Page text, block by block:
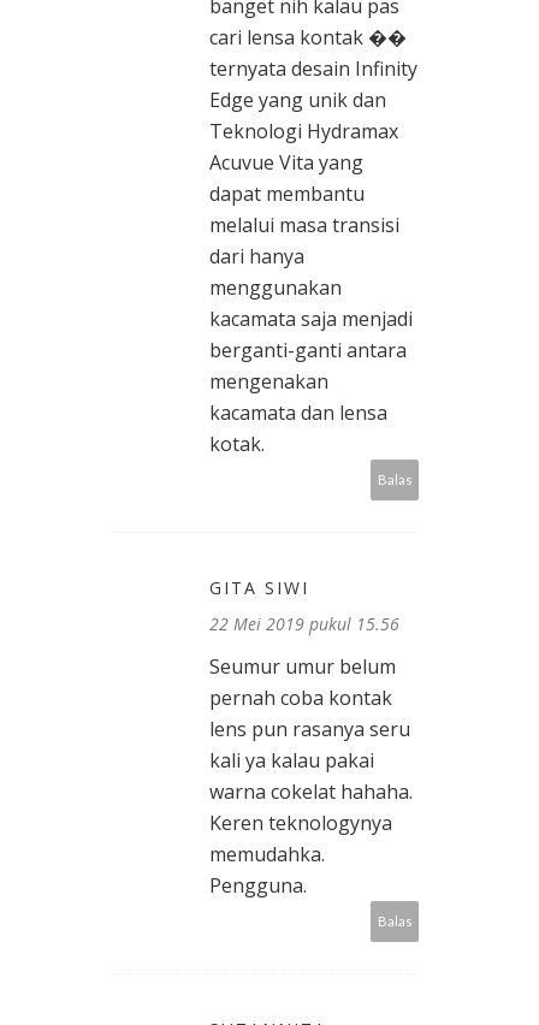
banget nih kalau pas
cari lensa kontak ��
ternyata desain Infinity
Edge yang unik dan
Teknologi Hydramax
Acuvue Vita yang
dapat membantu
melalui masa transisi
dari hanya
menggunakan
kacamata saja menjadi
berganti-ganti antara
mengenakan
kacamata dan lensa
kotak.
Balas
GITA SIWI
22 Mei 2019 pukul 15.56
Seumur umur belum
pernah coba kontak
lens pun rasanya seru
kali ya kalau pakai
warna cokelat hahaha.
Keren teknologynya
memudahka.
Pengguna.
Balas